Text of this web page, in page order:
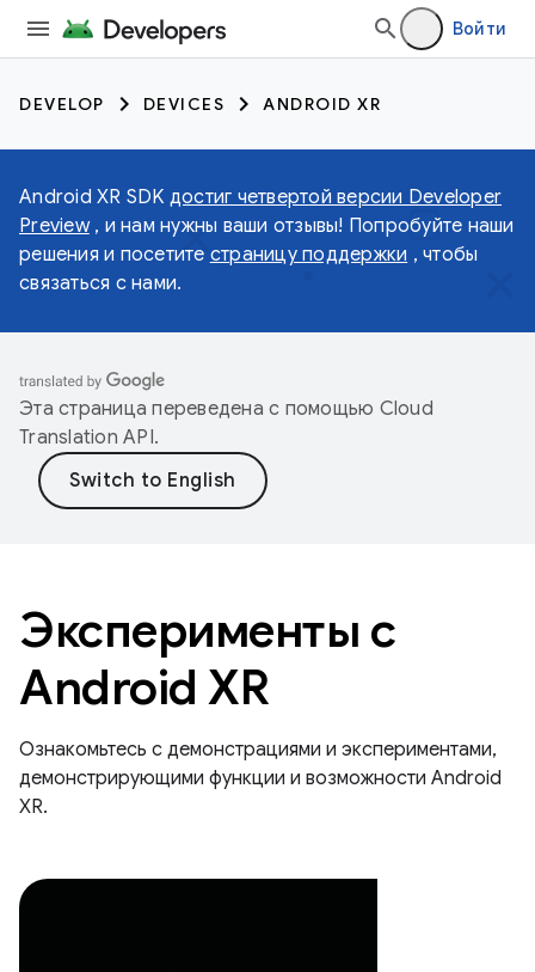
Войти
DEVELOP DEVICES ANDROID XR
Android XR SDK достиг четвертой версии Developer
Preview, и нам нужны ваши отзывы! Попробуйте наши
решения и посетите страницу поддержки , чтобы
связаться с нами.
Эта страница переведена с помощью Cloud
Translation API.
Эксперименты с
Android XR
Ознакомьтесь с демонстрациями и экспериментами,
демонстрирующими функции и возможности Android
XR.